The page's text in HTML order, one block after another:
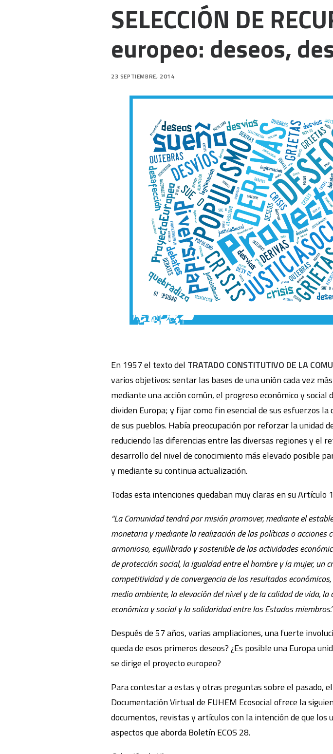
SELECCIÓN DE
europeo: deseos,
23 SEPTIEMBRE, 2014
En 1957 el texto del TRATADO CONSTITUTIVO DE LA
varios objetivos: sentar las bases de una unión cada vez
mediante una acción común, el progreso económico y
dividen Europa; y fijar como fin esencial de sus esfuerzos
de sus pueblos. Había preocupación por reforzar la unidad
reduciendo las diferencias entre las diversas regiones y el
desarrollo del nivel de conocimiento más elevado posible
y mediante su continua actualización.
Todas esta intenciones quedaban muy claras en su Artículo
“La Comunidad tendrá por misión promover, mediante el
monetaria y mediante la realización de las políticas o
armonioso, equilibrado y sostenible de las actividades
de protección social, la igualdad entre el hombre y la mujer,
competitividad y de convergencia de los resultados
medio ambiente, la elevación del nivel y de la calidad de vida, la
económica y social y la solidaridad entre los Estados miembros.”
Después de 57 años, varias ampliaciones, una fuerte
queda de esos primeros deseos? ¿Es posible una Europa
se dirige el proyecto europeo?
Para contestar a estas y otras preguntas sobre el pasado,
Documentación Virtual de FUHEM Ecosocial ofrece la
documentos, revistas y artículos con la intención de que
aspectos que aborda Boletín ECOS 28.